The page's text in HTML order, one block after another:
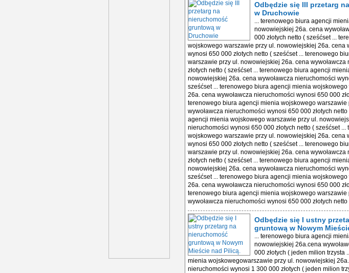
Odbędzie się III przetarg
w Druchowie
... terenowego biura agencji
nowowiejskiej 26a. cena
000 złotych netto ( sześćset ...
wojskowego warszawie przy ul. nowowiejskiej 26a. cena
wynosi 650 000 złotych netto ( sześćset ... terenowego
warszawie przy ul. nowowiejskiej 26a. cena
złotych netto ( sześćset ... terenowego biura agencji
nowowiejskiej 26a. cena wywoławcza nieruchomości
sześćset ... terenowego biura agencji mienia
26a. cena wywoławcza nieruchomości wynosi 650 000
terenowego biura agencji mienia wojskowego
wywoławcza nieruchomości wynosi 650 000 złotych
agencji mienia wojskowego warszawie przy ul.
nieruchomości wynosi 650 000 złotych netto ( sześćset
wojskowego warszawie przy ul. nowowiejskiej 26a. cena
wynosi 650 000 złotych netto ( sześćset ... terenowego
warszawie przy ul. nowowiejskiej 26a. cena
złotych netto ( sześćset ... terenowego biura agencji
nowowiejskiej 26a. cena wywoławcza nieruchomości
sześćset ... terenowego biura agencji mienia
26a. cena wywoławcza nieruchomości wynosi 650 000
terenowego biura agencji mienia wojskowego
wywoławcza nieruchomości wynosi 650 000 złotych netto
Odbędzie się I ustny
gruntową w Nowym
... terenowego biura agencji
nowowiejskiej 26a.cena
000 złotych ( jeden milion trzysta
mienia wojskowegowarszawie przy ul. nowowiejskiej
nieruchomości wynosi 1 300 000 złotych ( jeden milion